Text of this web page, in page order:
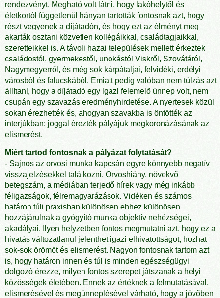
rendezvényt. Megható volt látni, hogy lakóhelytől és
életkortól függetlenül hányan tartották fontosnak azt, hogy
részt vegyenek a díjátadón, és hogy ezt az élményt meg
akarták osztani közvetlen kollégáikkal, családtagjaikkal,
szeretteikkel is. A távoli hazai települések mellett érkeztek
családostól, gyermekestől, unokástól Viskről, Szovátáról,
Nagymegyerről, és még sok kárpátaljai, felvidéki, erdélyi
városból és falucskából. Emiatt pedig valóban nem túlzás azt
állítani, hogy a díjátadó egy igazi felemelő ünnep volt, nem
csupán egy szavazás eredményhirdetése. A nyertesek közül
sokan érezhették és, ahogyan szavakba is öntötték az
interjúkban: joggal érezték pályájuk megkoronázásának az
elismerést.
Miért tartod fontosnak a pályázat folytatását?
- Sajnos az orvosi munka kapcsán egyre könnyebb negatív
visszajelzésekkel találkozni. Orvoshiány, növekvő
betegszám, a médiában terjedő hírek vagy még inkább
féligazságok, félremagyarázások. Vidéken és számos
határon túli praxisban különösen ehhez különösen
hozzájárulnak a gyógyító munka objektív nehézségei,
akadályai. Ilyen helyzetben fontos megmutatni azt, hogy ez a
hivatás változatlanul jelenthet igazi elhivatottságot, hozhat
sok-sok örömöt és elismerést. Nagyon fontosnak tartom azt
is, hogy határon innen és túl is minden egészségügyi
dolgozó érezze, milyen fontos szerepet játszanak a helyi
közösségek életében. Ennek az értéknek a felmutatásával,
elismerésével és megünneplésével várható, hogy a jövőben